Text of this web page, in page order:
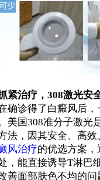
紧治疗，308激光安
诊得了白癜风后，
美国308准分子激光
法，因其安全、高
风治疗的优选方案
，能直接诱导T淋巴
善面部肤色不均的